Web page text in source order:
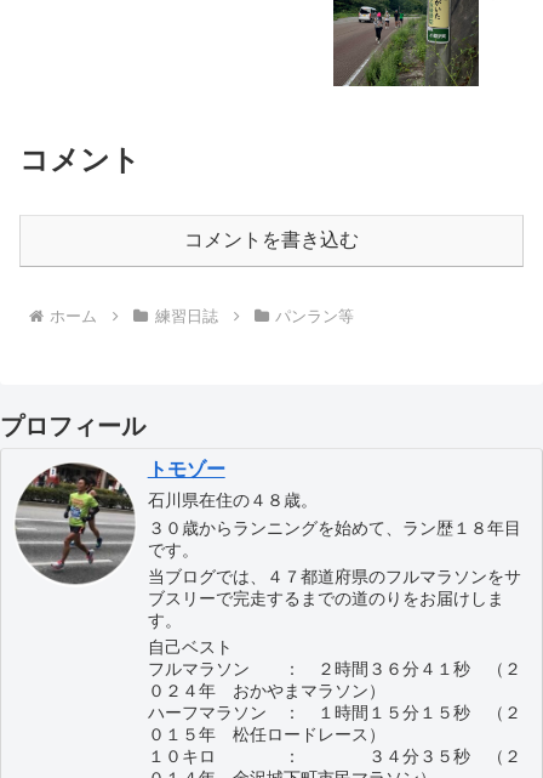
コメント
コメントを書き込む
ホーム 練習日誌 パンラン等
プロフィール
トモゾー
石川県在住の４８歳。
３０歳からランニングを始めて、ラン歴１８年目
です。
当ブログでは、４７都道府県のフルマラソンをサ
ブスリーで完走するまでの道のりをお届けしま
す。
自己ベスト
フルマラソン ： ２時間３６分４１秒 （２
０２４年 おかやまマラソン）
ハーフマラソン ： １時間１５分１５秒 （２
０１５年 松任ロードレース）
１０キロ ： ３４分３５秒 （２